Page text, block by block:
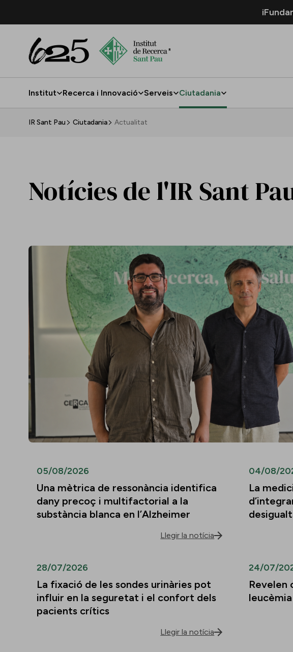
Institut Recerca i Innovació Serveis Ciutadania
IR Sant Pau Ciutadania Actualitat
Notícies de l'IR Sant
05/08/2026
Una mètrica de ressonància identifica
dany precoç i multifactorial a la
substància blanca en l’Alzheimer
Llegir la notícia
04/08/
La
28/07/2026
La fixació de les sondes urinàries pot
influir en la seguretat i el confort dels
pacients crítics
Llegir la notícia
24/07/
Revelen